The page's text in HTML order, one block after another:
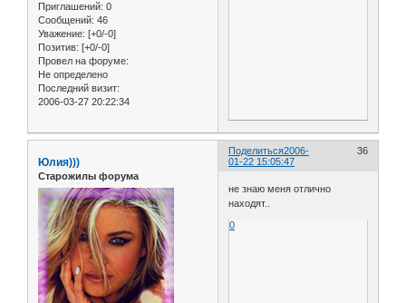
Приглашений: 0
Сообщений: 46
Уважение: [+0/-0]
Позитив: [+0/-0]
Провел на форуме:
Не определено
Последний визит:
2006-03-27 20:22:34
Поделиться 36
2006-
01-22 15:05:47
Юлия)))
Старожилы форума
не знаю меня отлично
находят..
0